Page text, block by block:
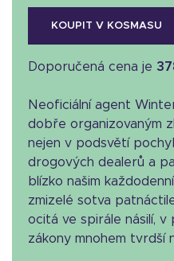
KOUPIT V KOSMASU
Doporučená cena je
Neoficiální agent
dobře organizovaným
nejen v podsvětí
drogových dealerů a
blízko našim
zmizelé sotva
ocitá ve spirále násilí,
zákony mnohem tvrdší